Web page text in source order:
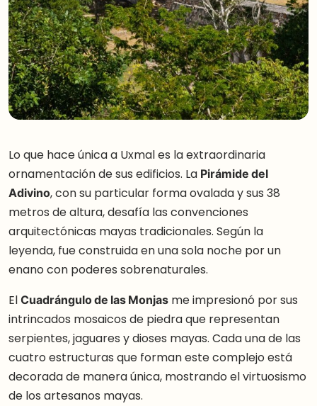
Lo que hace única a Uxmal es la extraordinaria
ornamentación de sus edificios. La Pirámide del
Adivino, con su particular forma ovalada y sus 38
metros de altura, desafía las convenciones
arquitectónicas mayas tradicionales. Según la
leyenda, fue construida en una sola noche por un
enano con poderes sobrenaturales.
ElCuadrángulo de las Monjas me impresionó por sus
intrincados mosaicos de piedra que representan
serpientes, jaguares y dioses mayas. Cada una de las
cuatro estructuras que forman este complejo está
decorada de manera única, mostrando el virtuosismo
de los artesanos mayas.